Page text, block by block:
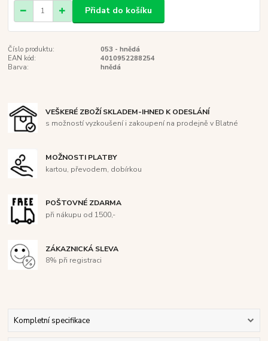
Přidat do košíku
Číslo produktu:
053 - hnědá
EAN kód:
4010952288254
Barva:
hnědá
VEŠKERÉ ZBOŽÍ SKLADEM-IHNED K ODESLÁNÍ
s možností vyzkoušení i zakoupení na prodejně v Blatné
MOŽNOSTI PLATBY
kartou, převodem, dobírkou
POŠTOVNÉ ZDARMA
při nákupu od 1500,-
ZÁKAZNICKÁ SLEVA
8% při registraci
Kompletní specifikace